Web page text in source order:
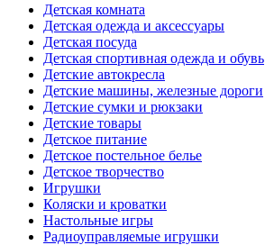
Детская комната
Детская одежда и аксессуары
Детская посуда
Детская спортивная одежда и обувь
Детские автокресла
Детские машины, железные дороги
Детские сумки и рюкзаки
Детские товары
Детское питание
Детское постельное белье
Детское творчество
Игрушки
Коляски и кроватки
Настольные игры
Радиоуправляемые игрушки